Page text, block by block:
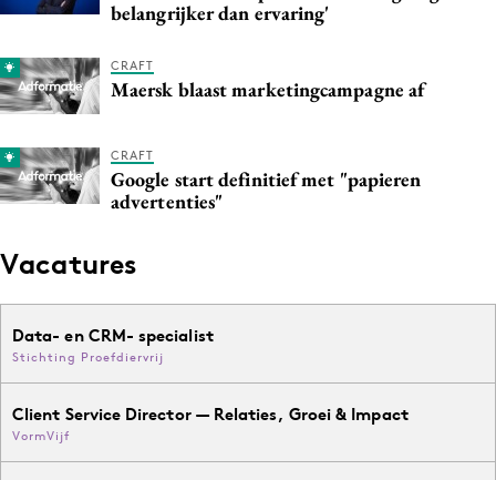
Influencer marketing
Martech
Media
PR
Programmatic
Reputatie & crisis
belangrijker dan ervaring'
CRAFT
Maersk blaast marketingcampagne af
CRAFT
Google start definitief met "papieren
advertenties"
Vacatures
Data- en CRM- specialist
Stichting Proefdiervrij
Client Service Director — Relaties, Groei & Impact
VormVijf